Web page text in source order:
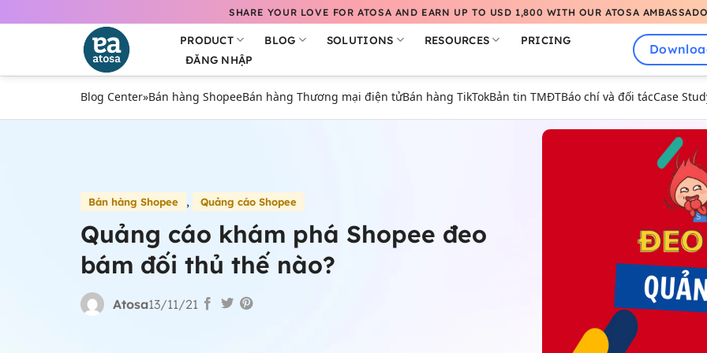
SHARE YOUR LOVE FOR ATOSA AND EARN UP TO USD 1,800 WITH OUR ATOSA
PRODUCT BLOG SOLUTIONS RESOURCES
PRICING
ĐĂNG NHẬP
Blog Center»Bán hàng ShopeeBán hàng Thương mại điện tửBán hàng TikTokBản tin TMĐTBáo chí và đối tácCase
Bán hàng Shopee , Quảng cáo Shopee
Quảng cáo khám phá Shopee đeo
bám đối thủ thế nào?
Atosa13/11/21